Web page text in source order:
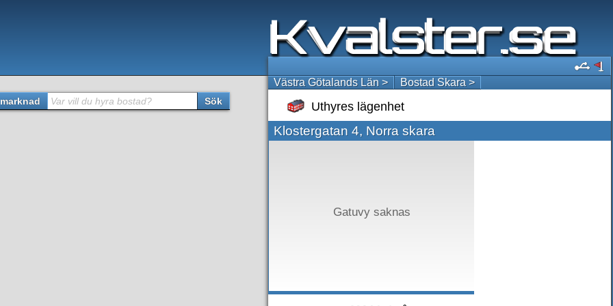
Västra Götalands Län > Bostad Skara >
Uthyres lägenhet
Klostergatan 4, Norra skara
Gatuvy saknas
Var vill du hyra bostad? Sök